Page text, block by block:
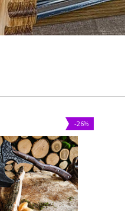
-26%